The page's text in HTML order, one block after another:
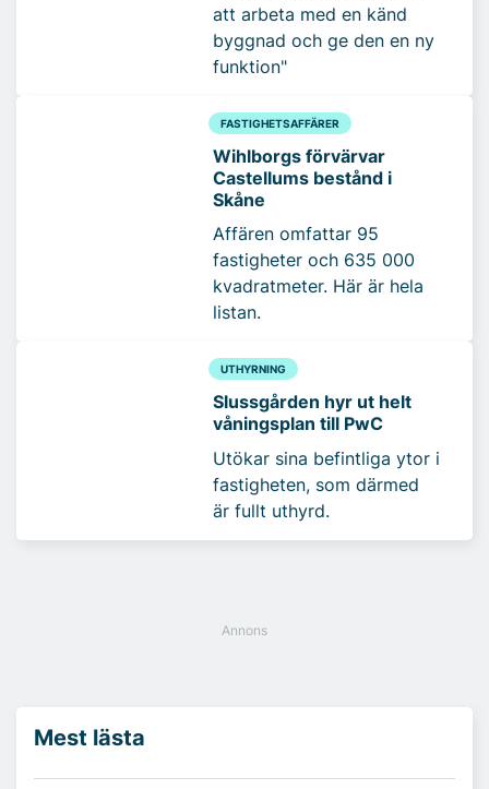
att arbeta med en känd
byggnad och ge den en ny
funktion"
FASTIGHETSAFFÄRER
Wihlborgs förvärvar
Castellums bestånd i
Skåne
Affären omfattar 95
fastigheter och 635 000
kvadratmeter. Här är hela
listan.
UTHYRNING
Slussgården hyr ut helt
våningsplan till PwC
Utökar sina befintliga ytor i
fastigheten, som därmed
är fullt uthyrd.
Mest lästa